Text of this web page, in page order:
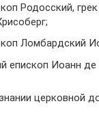
Родосский,
Ломбардский
епископ Иоанн
церковной